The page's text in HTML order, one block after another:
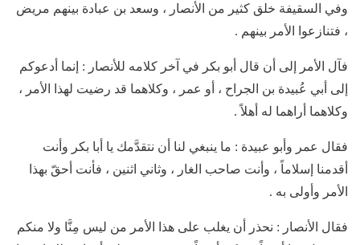
وفي السقيفة خلق كثير من الأنصار ، وسعد بن عبادة بينهم مريض
، فتنازعوا الأمر بينهم .
فآل الأمر إلى أن قال أبو بكر في آخر كلامه للأنصار : إنما أدعوكم
إلى أبي عُبيدة بن الجراح ، أو عمر ، وكلاهما قد رضيت لهذا الأمر ،
وكلاهما أراهما له أهلاً .
فقال عمر وأبو عبيدة : ما ينبغي لنا أن نتقدَّمك يا أبا بكر وأنت
أقدمنا إسلاماً ، وأنت صاحب الغار ، وثاني اثنين ، فأنت أحقّ بهذا
الأمر وأولى به .
فقال الأنصار : نحذر أن يغلب على هذا الأمر من ليس مِنَّا ولا منكم